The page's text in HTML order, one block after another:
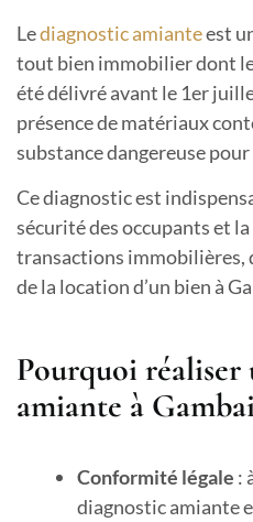
Lediagnostic amianteest
tout bien immobilier dont
été délivré avant le 1er
présence de matériaux
substance dangereuse pour
Ce diagnostic est
sécurité des occupants et
transactions immobilières,
de la location d’un bien à
Pourquoi réaliser
amiante à
Conformité légale :
diagnostic amiante